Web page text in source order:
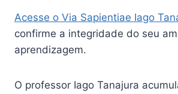
Acesse o Via Sapientiae Iago
confirme a integridade do seu
aprendizagem.
O professor Iago Tanajura